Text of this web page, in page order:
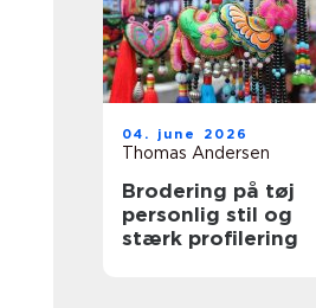
04. june 2026
Thomas Andersen
Brodering på tøj
personlig stil og
stærk profilering